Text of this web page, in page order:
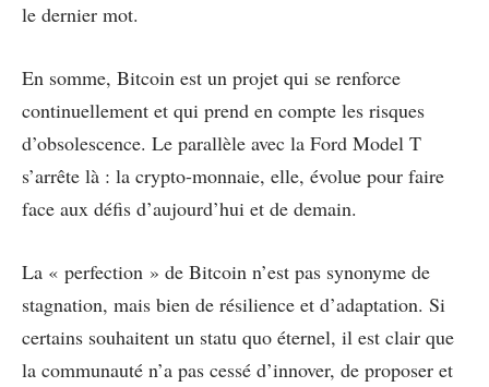
le dernier mot.
En somme, Bitcoin est un projet qui se renforce
continuellement et qui prend en compte les risques
d’obsolescence. Le parallèle avec la Ford Model T
s’arrête là : la crypto-monnaie, elle, évolue pour faire
face aux défis d’aujourd’hui et de demain.
La « perfection » de Bitcoin n’est pas synonyme de
stagnation, mais bien de résilience et d’adaptation. Si
certains souhaitent un statu quo éternel, il est clair que
la communauté n’a pas cessé d’innover, de proposer et